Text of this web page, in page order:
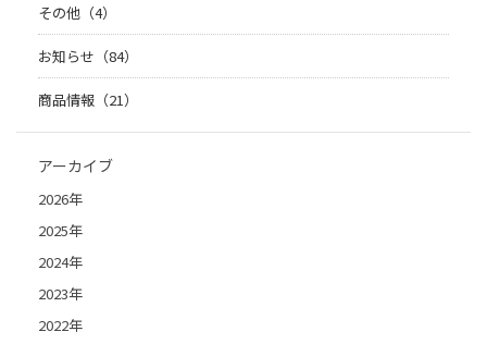
その他（4）
お知らせ（84）
商品情報（21）
アーカイブ
2026年
2025年
2024年
2023年
2022年